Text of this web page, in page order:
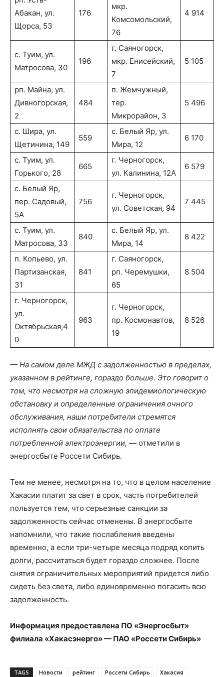
Абакан, ул.
Щорса, 53
176
мкр.
Комсомольский,
76
4 914
с. Туим, ул.
Матросова, 30
196
г. Саяногорск,
мкр. Енисейский,
7
5 105
рп. Майна, ул.
Дивногорская,
2
484
п. Жемчужный,
тер.
Микрорайон, 3
5 496
с. Шира, ул.
Щетинина, 149
559
с. Белый Яр, ул.
Мира, 12
6 170
с. Туим, ул.
Горького, 28
665
г. Черногорск,
ул. Калинина, 12А
6 579
с. Белый Яр,
пер. Садовый,
5А
756
г. Черногорск,
ул. Советская, 94
7 445
с. Туим, ул.
Матросова, 33
840
с. Белый Яр, ул.
Мира, 14
8 422
п. Копьево, ул.
Партизанская,
31
841
г. Саяногорск,
рп. Черемушки,
65
8 504
г. Черногорск,
ул.
Октябрьская,4
0
963
г. Черногорск,
пр. Космонавтов,
19
8 526
— На самом деле МЖД с задолженностью в пределах,
указанном в рейтинге, гораздо больше. Это говорит о
том, что несмотря на сложную эпидемиологическую
обстановку и определенные ограничения очного
обслуживания, наши потребители стремятся
исполнять свои обязательства по оплате
потребленной электроэнергии, — отметили в
энергосбыте Россети Сибирь.
Тем не менее, несмотря на то, что в целом население
Хакасии платит за свет в срок, часть потребителей
пользуется тем, что серьезные санкции за
задолженность сейчас отменены. В энергосбыте
напомнили, что такие послабления введены
временно, а если три-четыре месяца подряд копить
долги, рассчитаться будет гораздо сложнее. После
снятия ограничительных мероприятий придется либо
сидеть без света, либо единовременно погасить всю
задолженность.
Информация предоставлена ПО «Энергосбыт»
филиала «Хакасэнерго» — ПАО «Россети Сибирь»
TAGS Новости рейтинг Россети Сибирь Хакасия